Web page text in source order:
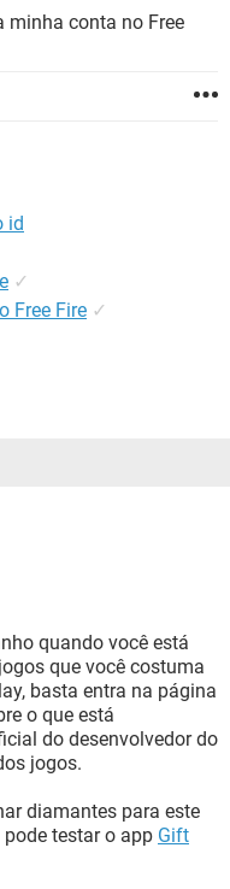
minha conta no Free
id
✓
Free Fire ✓
quando você está
que você costuma
basta entra na página
o que está
do desenvolvedor do
jogos.
diamantes para este
testar o app Gift